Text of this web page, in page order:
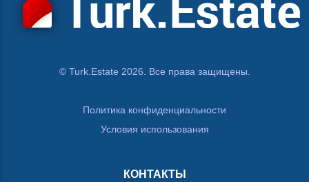
© Turk.Estate 2026. Все права защищены.
Политика конфиденциальности
Условия использования
КОНТАКТЫ